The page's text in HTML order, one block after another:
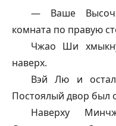
— Ваше
комната по правую
Чжао Ши
наверх.
Вэй Лю и
Постоялый двор был
Наверху